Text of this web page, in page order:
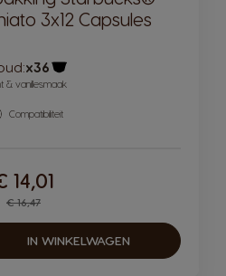
3x12 Capsules
x36
Pictogram capsule
& vanillesmaak
Compatibiliteit
Regular Price
€ 16,47
14,01
IN WINKELWAGEN